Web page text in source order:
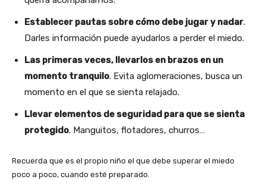
Establecer pautas sobre cómo debe jugar y nadar.
Darles información puede ayudarlos a perder el miedo.
Las primeras veces, llevarlos en brazos en un
momento tranquilo. Evita aglomeraciones, busca un
momento en el que se sienta relajado.
Llevar elementos de seguridad para que se sienta
protegido. Manguitos, flotadores, churros…
Recuerda que es el propio niño el que debe superar el miedo
poco a poco, cuando esté preparado.